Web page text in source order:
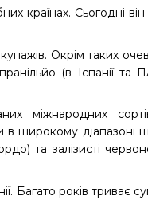
країнах. Сьогодні
Окрім таких
(в Іспанії та
міжнародних
широкому діапазоні
та залізисті
Багато років триває